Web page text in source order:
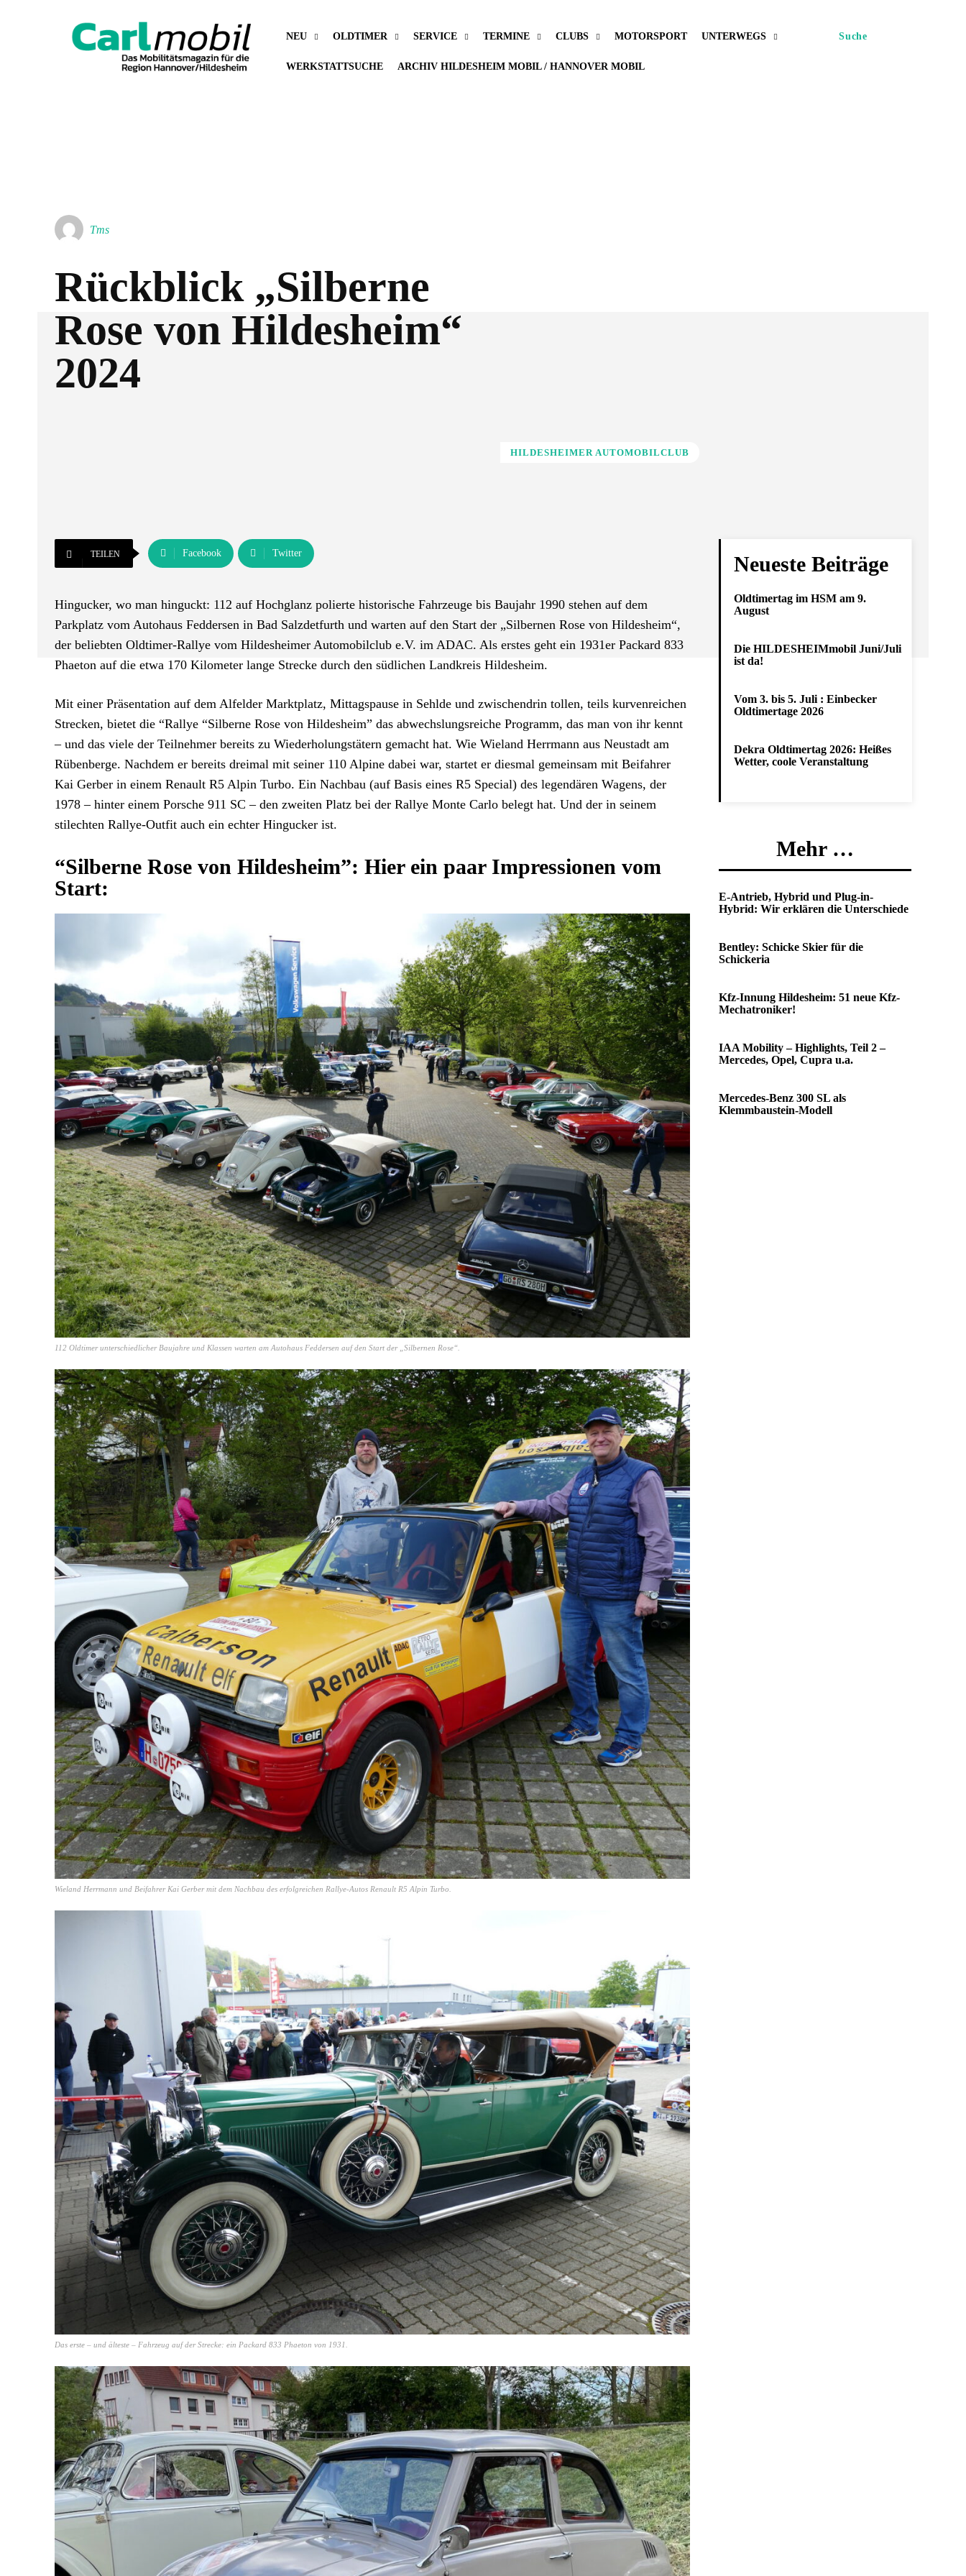
Suche
NEU OLDTIMER SERVICE TERMINE CLUBS MOTORSPORT UNTERWEGS
WERKSTATTSUCHE ARCHIV HILDESHEIM MOBIL / HANNOVER MOBIL
Tms
Rückblick „Silberne
Rose von Hildesheim“
2024
HILDESHEIMER AUTOMOBILCLUB
TEILEN Facebook Twitter
Hingucker, wo man hinguckt: 112 auf Hochglanz polierte historische Fahrzeuge bis Baujahr 1990 stehen auf dem
Parkplatz vom Autohaus Feddersen in Bad Salzdetfurth und warten auf den Start der „Silbernen Rose von Hildesheim“,
der beliebten Oldtimer-Rallye vom Hildesheimer Automobilclub e.V. im ADAC. Als erstes geht ein 1931er Packard 833
Phaeton auf die etwa 170 Kilometer lange Strecke durch den südlichen Landkreis Hildesheim.
Mit einer Präsentation auf dem Alfelder Marktplatz, Mittagspause in Sehlde und zwischendrin tollen, teils kurvenreichen
Strecken, bietet die “Rallye “Silberne Rose von Hildesheim” das abwechslungsreiche Programm, das man von ihr kennt
– und das viele der Teilnehmer bereits zu Wiederholungstätern gemacht hat. Wie Wieland Herrmann aus Neustadt am
Rübenberge. Nachdem er bereits dreimal mit seiner 110 Alpine dabei war, startet er diesmal gemeinsam mit Beifahrer
Kai Gerber in einem Renault R5 Alpin Turbo. Ein Nachbau (auf Basis eines R5 Special) des legendären Wagens, der
1978 – hinter einem Porsche 911 SC – den zweiten Platz bei der Rallye Monte Carlo belegt hat. Und der in seinem
stilechten Rallye-Outfit auch ein echter Hingucker ist.
“Silberne Rose von Hildesheim”: Hier ein paar Impressionen vom
Start:
112 Oldtimer unterschiedlicher Baujahre und Klassen warten am Autohaus Feddersen auf den Start der „Silbernen Rose“.
Wieland Herrmann und Beifahrer Kai Gerber mit dem Nachbau des erfolgreichen Rallye-Autos Renault R5 Alpin Turbo.
Das erste – und älteste – Fahrzeug auf der Strecke: ein Packard 833 Phaeton von 1931.
Neueste Beiträge
Oldtimertag im HSM am 9.
August
Die HILDESHEIMmobil Juni/Juli
ist da!
Vom 3. bis 5. Juli : Einbecker
Oldtimertage 2026
Dekra Oldtimertag 2026: Heißes
Wetter, coole Veranstaltung
Mehr …
E-Antrieb, Hybrid und Plug-in-
Hybrid: Wir erklären die Unterschiede
Bentley: Schicke Skier für die
Schickeria
Kfz-Innung Hildesheim: 51 neue Kfz-
Mechatroniker!
IAA Mobility – Highlights, Teil 2 –
Mercedes, Opel, Cupra u.a.
Mercedes-Benz 300 SL als
Klemmbaustein-Modell